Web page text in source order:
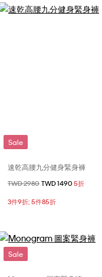
Sale
速乾高腰九分健身緊身褲
價格扣減從
TWD 2980 至
TWD 1490 5折
3件9折; 5件85折
Sale